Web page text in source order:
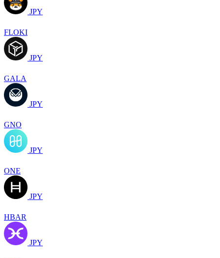
JPY
FLOKI
JPY
GALA
JPY
GNO
JPY
ONE
JPY
HBAR
JPY